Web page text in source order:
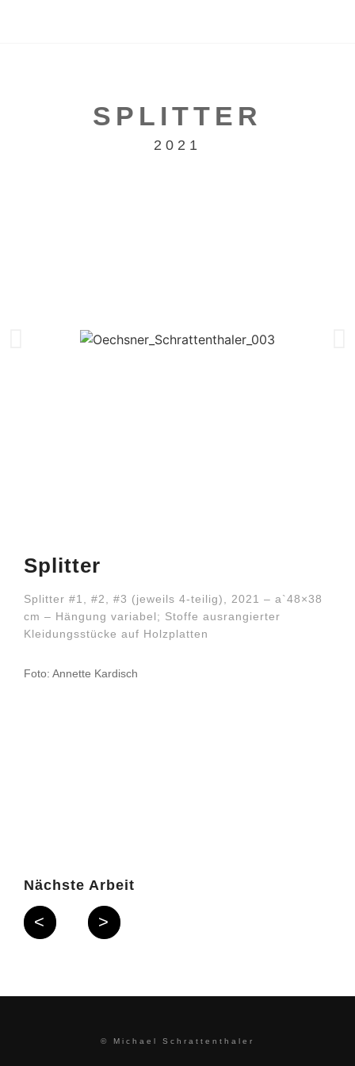
SPLITTER
2021
Splitter
Splitter #1, #2, #3 (jeweils 4-teilig), 2021 – a`48×38
cm – Hängung variabel; Stoffe ausrangierter
Kleidungsstücke auf Holzplatten
Foto: Annette Kardisch
Nächste Arbeit
< >
© Michael Schrattenthaler